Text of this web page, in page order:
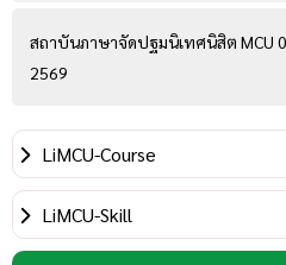
สถาบันภาษาจัดปฐมนิเทศนิสิต MCU
2569
LiMCU-Course
LiMCU-Skill